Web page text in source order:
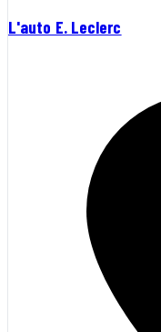
L'auto E. Leclerc